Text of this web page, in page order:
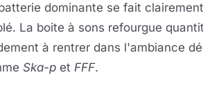
dominante se fait
La boite à sons refourgue
à rentrer dans l'ambiance
Ska-p et FFF.